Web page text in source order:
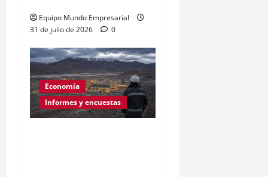
Equipo Mundo Empresarial
31 de julio de 2026
0
Economía
Informes y encuestas